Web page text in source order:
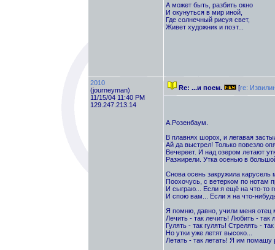
А может быть, разбить окно
И окунуться в мир иной,
Где солнечный рисуя свет,
Живет художник и поэт...
2010
(journeyman)
11/15/04 11:40 PM
129.247.213.14
Re: ...и поем. [re:
А.Розенбаум.
В плавнях шорох, и легавая
Ай да выстрел! Только повезло
Вечереет. И над озером летают
Разжирели. Утка осенью в
Снова осень закружила карусель
Поохочусь, с ветерком по нотам
И сыграю... Если я ещё на что-то
И спою вам... Если я на что-
Я помню, давно, учили меня отец
Лечить - так лечить! Любить - так
Гулять - так гулять! Стрелять -
Но утки уже летят высоко...
Летать - так летать! Я им помашу